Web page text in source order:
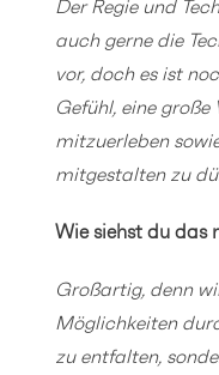
Der Regie und
auch gerne die
vor, doch es ist
Gefühl, eine
mitzuerleben
mitgestalten zu
Wie siehst du das
Großartig, denn
Möglichkeiten
zu entfalten,